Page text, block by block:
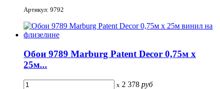
Артикул: 9792
Обои 9789 Marburg Patent Decor 0,75м x
25м...
x 2 378 руб